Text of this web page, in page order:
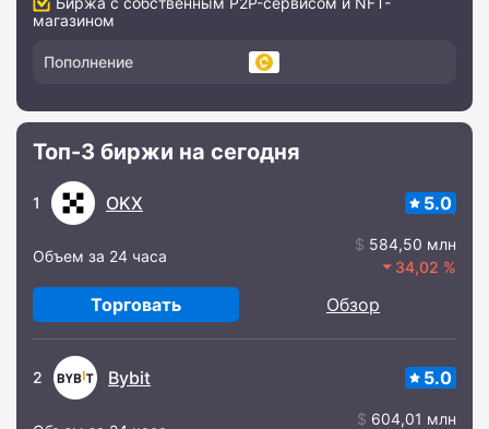
магазином
Пополнение
Топ-3 биржи на сегодня
1 OKX 5.0
Объем за 24 часа
584,50 млн
34,02
Торговать Обзор
2 Bybit 5.0
604,01 млн